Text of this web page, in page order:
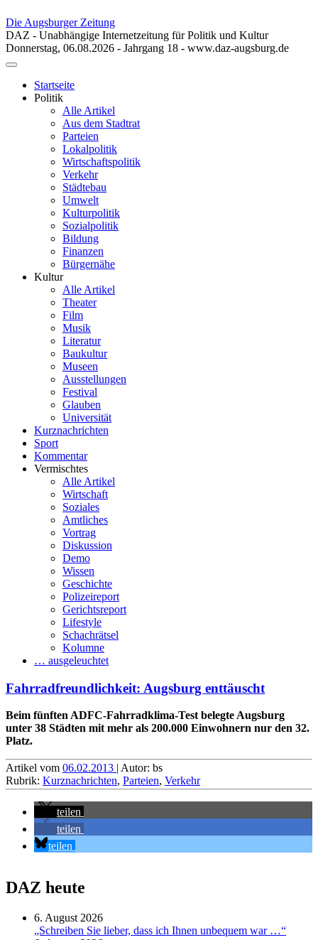
Die Augsburger Zeitung
DAZ - Unabhängige Internetzeitung für Politik und Kultur
Donnerstag, 06.08.2026 - Jahrgang 18 - www.daz-augsburg.de
Toggle
navigationStartseite
Politik
Alle Artikel
Aus dem Stadtrat
Parteien
Lokalpolitik
Wirtschaftspolitik
Verkehr
Städtebau
Umwelt
Kulturpolitik
Sozialpolitik
Bildung
Finanzen
Bürgernähe
Kultur
Alle Artikel
Theater
Film
Musik
Literatur
Baukultur
Museen
Ausstellungen
Festival
Glauben
Universität
Kurznachrichten
Sport
Kommentar
Vermischtes
Alle Artikel
Wirtschaft
Soziales
Amtliches
Vortrag
Diskussion
Demo
Wissen
Geschichte
Polizeireport
Gerichtsreport
Lifestyle
Schachrätsel
Kolumne
… ausgeleuchtet
Fahrradfreundlich­keit: Augsburg enttäuscht
Beim fünften ADFC-Fahrrad­klima-Test belegte Augsburg
unter 38 Städten mit mehr als 200.000 Einwohnern nur den 32.
Platz.
Artikel vom 06.02.2013 | Autor: bs
Rubrik: Kurznachrichten, Parteien, Verkehr
teilen
teilen
teilen
DAZ heute
6. August 2026
„Schreiben Sie lieber, dass ich Ihnen unbequem war …“